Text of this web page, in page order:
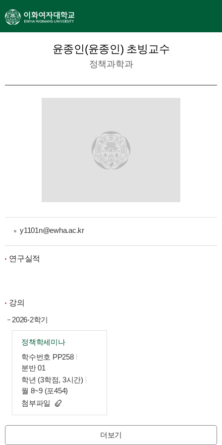
윤종인(윤종인) 초빙교수
정책과학과
y1101n@ewha.ac.kr
연구실적
강의
2026-2학기
정책학세미나
학수번호 PP258
분반 01
학년 (3학점, 3시간)
월 8~9 (포454)
첨부파일
더보기